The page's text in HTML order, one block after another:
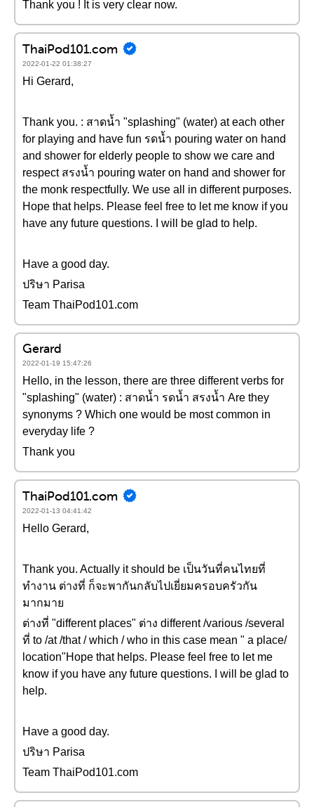
Thank you ! It is very clear now.
ThaiPod101.com
2022-01-22 01:38:27
Hi Gerard,
Thank you. : สาดน้ำ "splashing" (water) at each other
for playing and have fun รดน้ำ pouring water on hand
and shower for elderly people to show we care and
respect สรงน้ำ pouring water on hand and shower for
the monk respectfully. We use all in different purposes.
Hope that helps. Please feel free to let me know if you
have any future questions. I will be glad to help.
Have a good day.
ปริษา Parisa
Team ThaiPod101.com
Gerard
2022-01-19 15:47:26
Hello, in the lesson, there are three different verbs for
"splashing" (water) : สาดน้ำ รดน้ำ สรงน้ำ Are they
synonyms ? Which one would be most common in
everyday life ?
Thank you
ThaiPod101.com
2022-01-13 04:41:42
Hello Gerard,
Thank you. Actually it should be เป็นวันที่คนไทยที่
ทำงาน ต่างที่ ก็จะพากันกลับไปเยี่ยมครอบครัวกัน
มากมาย
ต่างที่ "different places" ต่าง different /various /several
ที่ to /at /that / which / who in this case mean " a place/
location"Hope that helps. Please feel free to let me
know if you have any future questions. I will be glad to
help.
Have a good day.
ปริษา Parisa
Team ThaiPod101.com